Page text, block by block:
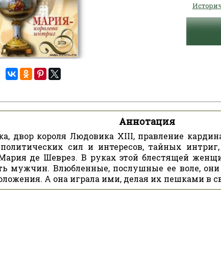
Аннотация
двор короля Людовика XIII, правление
сил и интересов, тайных
де Шеврез. В руках этой блестящей
мужчин. Влюбленные, послушные ее воле,
А она играла ими, делая их пешками в